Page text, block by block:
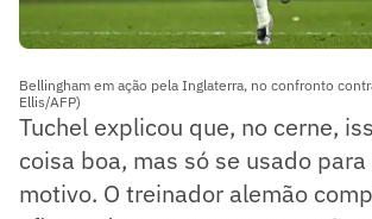
Bellingham em ação pela Inglaterra, no confronto
Ellis/AFP)
Tuchel explicou que, no cerne,
coisa boa, mas só se usado
motivo. O treinador alemão